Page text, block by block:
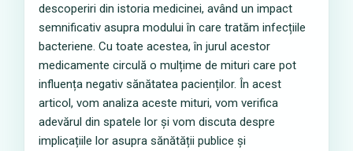
descoperiri din istoria medicinei, având un impact
semnificativ asupra modului în care tratăm infecțiile
bacteriene. Cu toate acestea, în jurul acestor
medicamente circulă o mulțime de mituri care pot
influența negativ sănătatea pacienților. În acest
articol, vom analiza aceste mituri, vom verifica
adevărul din spatele lor și vom discuta despre
implicațiile lor asupra sănătății publice și